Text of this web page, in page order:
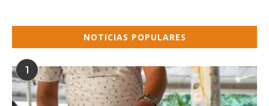
NOTICIAS POPULARES
1